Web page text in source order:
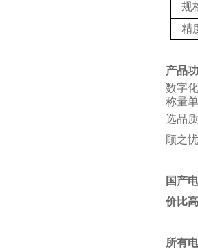
规
精
产品
数字
称量
选品
顾之
国产
价比
所有